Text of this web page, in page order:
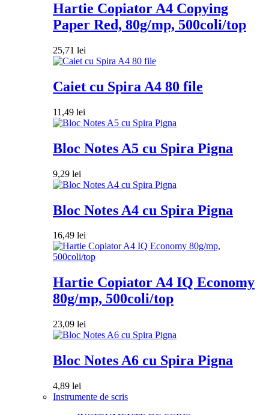
Hartie Copiator A4 Copying
Paper Red, 80g/mp, 500coli/top
25,71 lei
Caiet cu Spira A4 80 file
11,49 lei
Bloc Notes A5 cu Spira Pigna
9,29 lei
Bloc Notes A4 cu Spira Pigna
16,49 lei
Hartie Copiator A4 IQ Economy
80g/mp, 500coli/top
23,09 lei
Bloc Notes A6 cu Spira Pigna
4,89 lei
Instrumente de scris